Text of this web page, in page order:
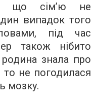
що сім’ю не
випадок того
під час
також нібито
знала про
то не погодилася
мозку.